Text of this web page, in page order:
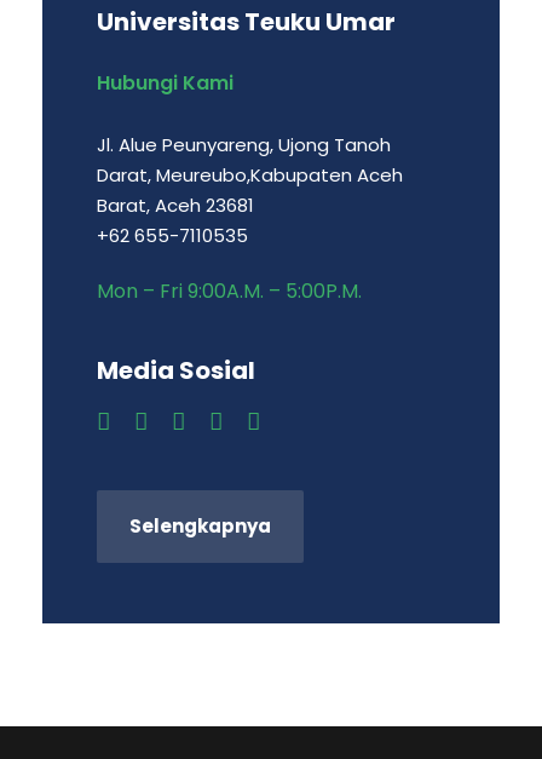
Universitas Teuku Umar
Hubungi Kami
Jl. Alue Peunyareng, Ujong Tanoh
Darat, Meureubo,Kabupaten Aceh
Barat, Aceh 23681
+62 655-7110535
Mon – Fri 9:00A.M. – 5:00P.M.
Media Sosial
Selengkapnya